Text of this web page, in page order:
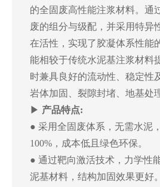
的全固废高性能注浆材料。通
废的组分与级配，并采用特异
在活性，实现了胶凝体系性能
能相较于传统水泥基注浆材料
时兼具良好的流动性、稳定性
岩体加固、裂隙封堵、地基处
▶ 产品特点:
● 采用全固废体系，无需水泥
100%，成本低且绿色环保。
● 通过靶向激活技术，力学性
泥基材料，结构加固效果更好。